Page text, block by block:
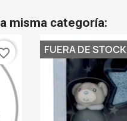
misma categoría:
FUERA DE STOCK